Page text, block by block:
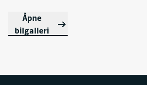
Åpne
bilgalleri